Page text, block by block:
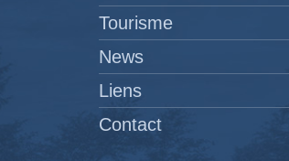
Tourisme
News
Liens
Contact